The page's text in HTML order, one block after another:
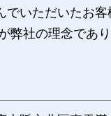
いただいたお
弊社の理念であ